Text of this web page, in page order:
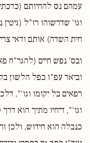
עמהם נס להחיותם
וגו' שדרשוהו רז"ל
חית השדה) אותם ודאי
ובס' נפש חיים (להגר"ח
וביאר עפ"ז כפל הלשון
רפאים בל יקומו וגו'",
וגו'", דיחיו מתיך הוא
כנבלה הוא חידוש, ולכן